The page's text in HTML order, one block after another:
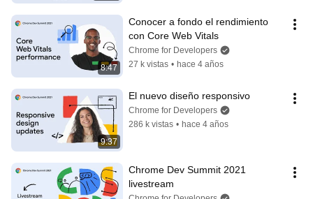
8:47
Conocer a fondo el rendimiento
con Core Web Vitals
Chrome for Developers
27 k vistas • hace 4 años
9:37
El nuevo diseño responsivo
Chrome for Developers
286 k vistas • hace 4 años
Chrome Dev Summit 2021
livestream